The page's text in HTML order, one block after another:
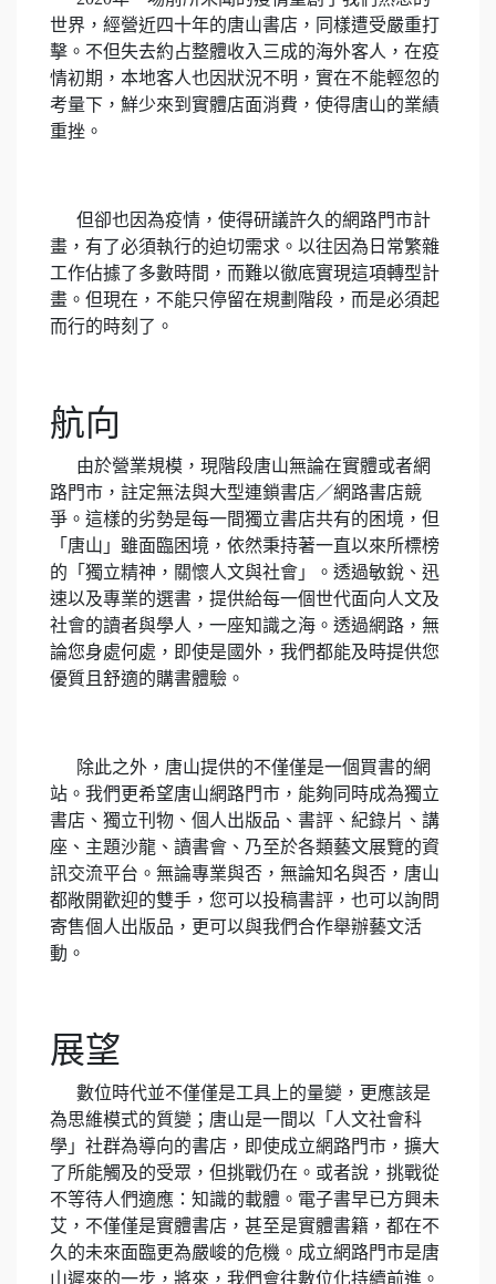
世界，經營近四十年的唐山書店，同樣遭受嚴重打
擊。不但失去約占整體收入三成的海外客人，在疫
情初期，本地客人也因狀況不明，實在不能輕忽的
考量下，鮮少來到實體店面消費，使得唐山的業績
重挫。
但卻也因為疫情，使得研議許久的網路門市計
畫，有了必須執行的迫切需求。以往因為日常繁雜
工作佔據了多數時間，而難以徹底實現這項轉型計
畫。但現在，不能只停留在規劃階段，而是必須起
而行的時刻了。
航向
由於營業規模，現階段唐山無論在實體或者網
路門市，註定無法與大型連鎖書店／網路書店競
爭。這樣的劣勢是每一間獨立書店共有的困境，但
「唐山」雖面臨困境，依然秉持著一直以來所標榜
的「獨立精神，關懷人文與社會」。透過敏銳、迅
速以及專業的選書，提供給每一個世代面向人文及
社會的讀者與學人，一座知識之海。透過網路，無
論您身處何處，即使是國外，我們都能及時提供您
優質且舒適的購書體驗。
除此之外，唐山提供的不僅僅是一個買書的網
站。我們更希望唐山網路門市，能夠同時成為獨立
書店、獨立刊物、個人出版品、書評、紀錄片、講
座、主題沙龍、讀書會、乃至於各類藝文展覽的資
訊交流平台。無論專業與否，無論知名與否，唐山
都敞開歡迎的雙手，您可以投稿書評，也可以詢問
寄售個人出版品，更可以與我們合作舉辦藝文活
動。
展望
數位時代並不僅僅是工具上的量變，更應該是
為思維模式的質變；唐山是一間以「人文社會科
學」社群為導向的書店，即使成立網路門市，擴大
了所能觸及的受眾，但挑戰仍在。或者說，挑戰從
不等待人們適應：知識的載體。電子書早已方興未
艾，不僅僅是實體書店，甚至是實體書籍，都在不
久的未來面臨更為嚴峻的危機。成立網路門市是唐
山遲來的一步，將來，我們會往數位化持續前進。